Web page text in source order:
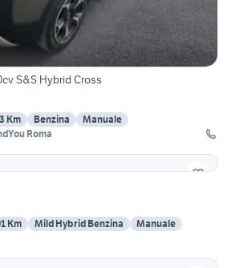
S&S Hybrid Cross
Km Benzina
Manuale
Roma
Km Mild Hybrid Benzina
Manuale